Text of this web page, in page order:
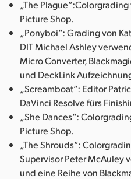
„The
Picture Shop.
„Ponyboi“: Grading von
DIT Michael Ashley
Micro Converter,
und DeckLink
„Screamboat“: Editor
DaVinci Resolve fürs
„She Dances“:
Picture Shop.
„The Shrouds“:
Supervisor Peter McAuley
und eine Reihe von